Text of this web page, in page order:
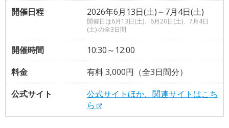
開催日程
2026年6月13日(土)～7月4日(土)
開催日は6月13日(土)、6月20日(土)、7月4日
(土) の全3日間
開催時間
10:30～12:00
料金
有料 3,000円（全3日間分）
公式サイト
公式サイトほか、関連サイトはこち
ら